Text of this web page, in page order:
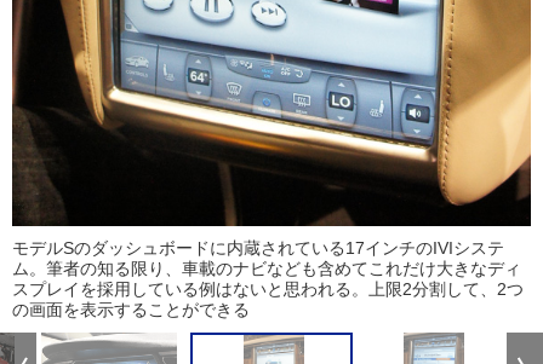
モデルSのダッシュボードに内蔵されている17インチのIVIシステ
ム。筆者の知る限り、車載のナビなども含めてこれだけ大きなディ
スプレイを採用している例はないと思われる。上限2分割して、2つ
の画面を表示することができる